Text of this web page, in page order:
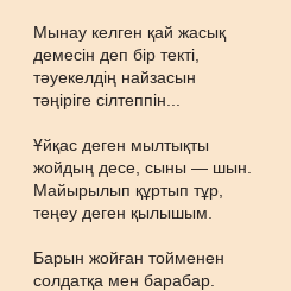
Мынау келген қай жасық
демесін деп бір текті,
тәуекелдің найзасын
тәңіріге сілтеппін...
Ұйқас деген мылтықты
жойдың десе, сыны — шын.
Майырылып құртып тұр,
теңеу деген қылышым.
Барын жойған тойменен
солдатқа мен барабар.